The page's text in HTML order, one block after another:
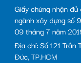
Giấy chứng nhận
ngành xây dựng số
09 tháng 7 năm
Địa chỉ: Số 121 Trần
Đức, TP.HCM